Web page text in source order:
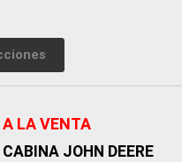
A LA VENTA
CABINA JOHN DEERE